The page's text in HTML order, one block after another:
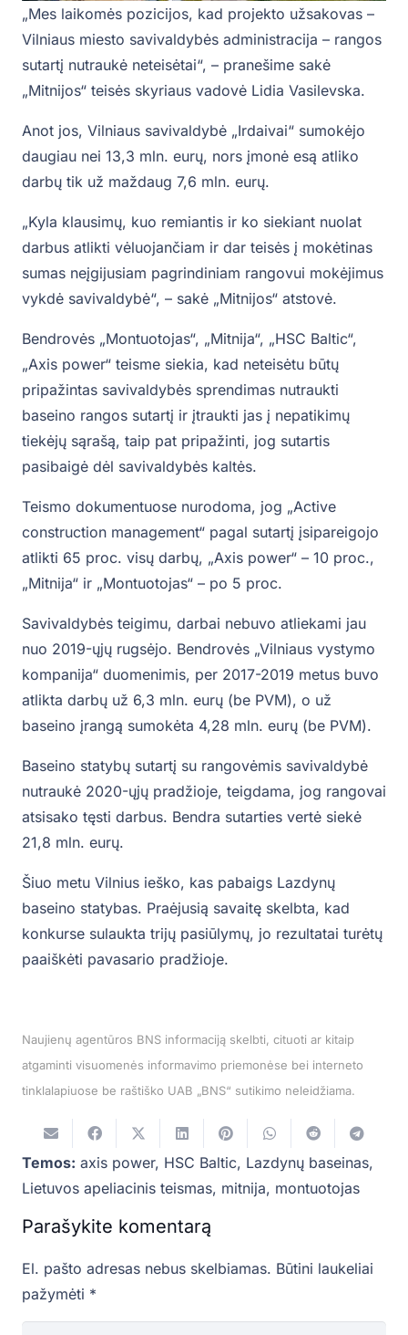
„Mes laikomės pozicijos, kad projekto užsakovas –
Vilniaus miesto savivaldybės administracija – rangos
sutartį nutraukė neteisėtai“, – pranešime sakė
„Mitnijos“ teisės skyriaus vadovė Lidia Vasilevska.
Anot jos, Vilniaus savivaldybė „Irdaivai“ sumokėjo
daugiau nei 13,3 mln. eurų, nors įmonė esą atliko
darbų tik už maždaug 7,6 mln. eurų.
„Kyla klausimų, kuo remiantis ir ko siekiant nuolat
darbus atlikti vėluojančiam ir dar teisės į mokėtinas
sumas neįgijusiam pagrindiniam rangovui mokėjimus
vykdė savivaldybė“, – sakė „Mitnijos“ atstovė.
Bendrovės „Montuotojas“, „Mitnija“, „HSC Baltic“,
„Axis power“ teisme siekia, kad neteisėtu būtų
pripažintas savivaldybės sprendimas nutraukti
baseino rangos sutartį ir įtraukti jas į nepatikimų
tiekėjų sąrašą, taip pat pripažinti, jog sutartis
pasibaigė dėl savivaldybės kaltės.
Teismo dokumentuose nurodoma, jog „Active
construction management“ pagal sutartį įsipareigojo
atlikti 65 proc. visų darbų, „Axis power“ – 10 proc.,
„Mitnija“ ir „Montuotojas“ – po 5 proc.
Savivaldybės teigimu, darbai nebuvo atliekami jau
nuo 2019-ųjų rugsėjo. Bendrovės „Vilniaus vystymo
kompanija“ duomenimis, per 2017-2019 metus buvo
atlikta darbų už 6,3 mln. eurų (be PVM), o už
baseino įrangą sumokėta 4,28 mln. eurų (be PVM).
Baseino statybų sutartį su rangovėmis savivaldybė
nutraukė 2020-ųjų pradžioje, teigdama, jog rangovai
atsisako tęsti darbus. Bendra sutarties vertė siekė
21,8 mln. eurų.
Šiuo metu Vilnius ieško, kas pabaigs Lazdynų
baseino statybas. Praėjusią savaitę skelbta, kad
konkurse sulaukta trijų pasiūlymų, jo rezultatai turėtų
paaiškėti pavasario pradžioje.
Naujienų agentūros BNS informaciją skelbti, cituoti ar kitaip
atgaminti visuomenės informavimo priemonėse bei interneto
tinklalapiuose be raštiško UAB „BNS“ sutikimo neleidžiama.
Temos: axis power, HSC Baltic, Lazdynų baseinas,
Lietuvos apeliacinis teismas, mitnija, montuotojas
Parašykite komentarą
El. pašto adresas nebus skelbiamas. Būtini laukeliai
pažymėti *